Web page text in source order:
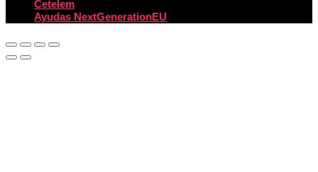
Cetelem
Ayudas NextGenerationEU